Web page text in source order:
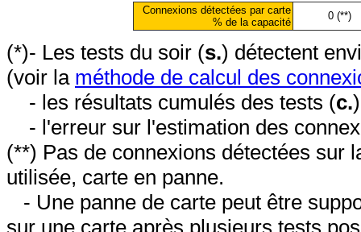
Connexions détectées par carte
% de la capacité
0 (**)
(*)- Les tests du soir (s.) détectent
(voir la méthode de calcul des
- les résultats cumulés des tests (c.
- l'erreur sur l'estimation des
(**) Pas de connexions détectées sur
utilisée, carte en panne.
- Une panne de carte peut être
sur une carte après plusieurs tests